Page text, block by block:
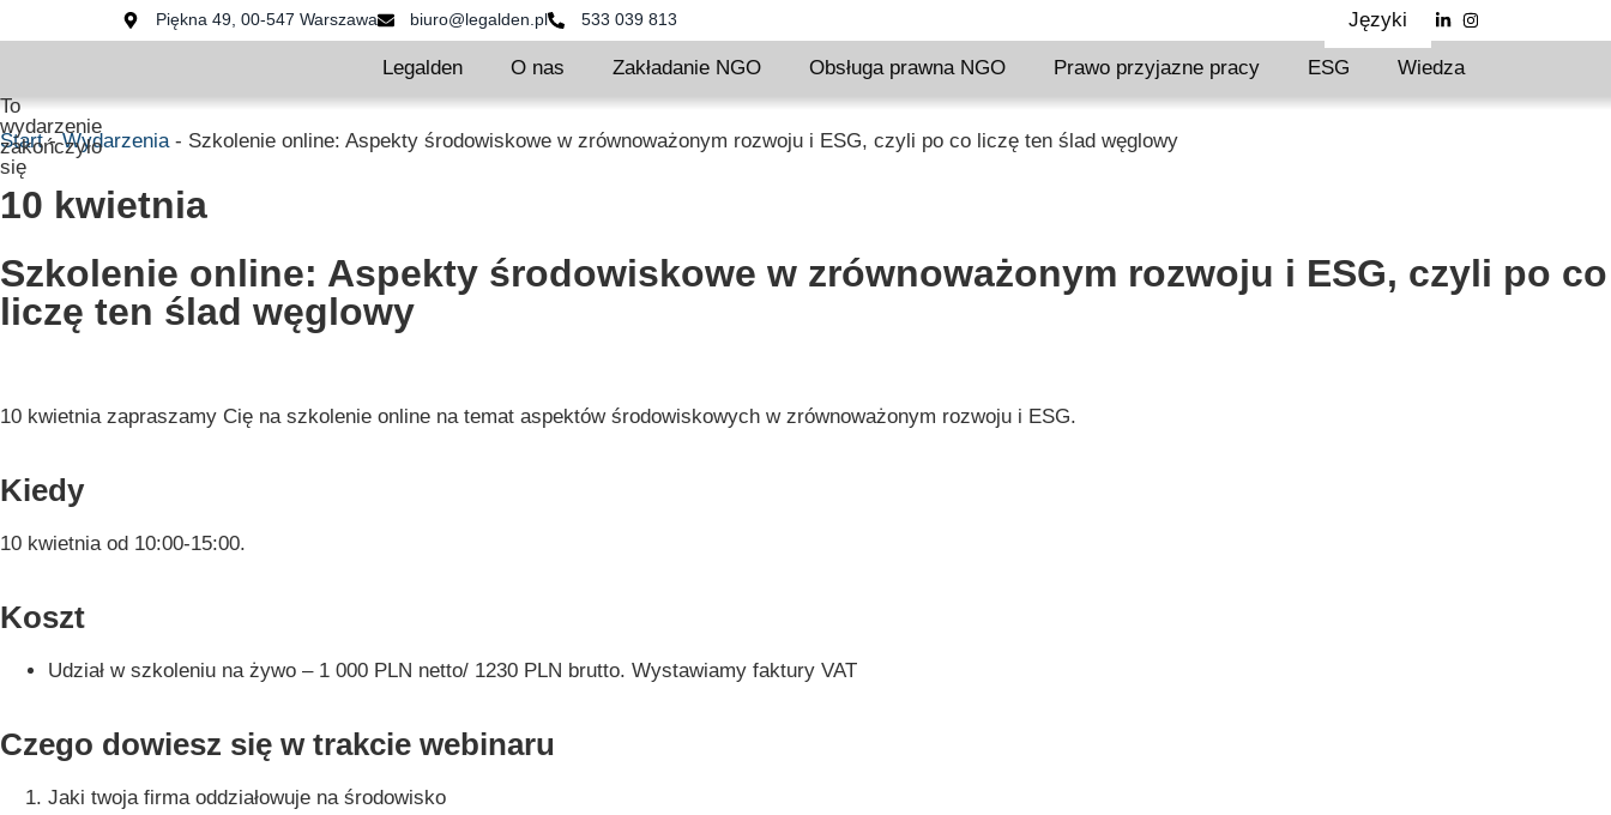
Piękna 49, 00-547 Warszawa biuro@legalden.pl 533 039 813 Języki
Legalden O nas Zakładanie NGO Obsługa prawna NGO Prawo przyjazne pracy ESG
Wiedza
To
wydarzenie
zakończyło
się
Start-Wydarzenia- Szkolenie online: Aspekty środowiskowe w zrównoważonym rozwoju i ESG, czyli po co liczę ten ślad węglowy
10 kwietnia
Szkolenie online: Aspekty środowiskowe w zrównoważonym rozwoju i ESG, czyli po co
liczę ten ślad węglowy
10 kwietnia zapraszamy Cię na szkolenie online na temat aspektów środowiskowych w zrównoważonym rozwoju i ESG.
Kiedy
10 kwietnia od 10:00-15:00.
Koszt
Udział w szkoleniu na żywo – 1 000 PLN netto/ 1230 PLN brutto. Wystawiamy faktury VAT
Czego dowiesz się w trakcie webinaru
Jaki twoja firma oddziałowuje na środowisko